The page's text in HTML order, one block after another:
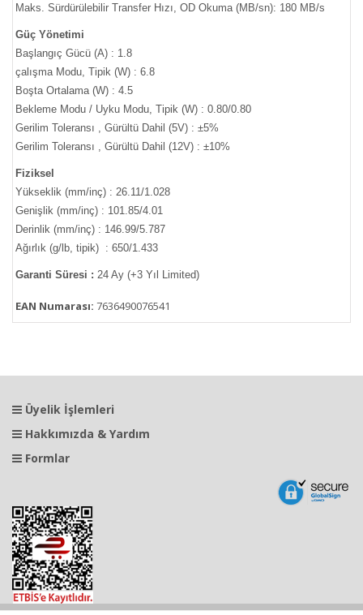
Maks. Sürdürülebilir Transfer Hızı, OD Okuma (MB/sn): 180 MB/s
Güç Yönetimi
Başlangıç Gücü (A) : 1.8
çalışma Modu, Tipik (W) : 6.8
Boşta Ortalama (W) : 4.5
Bekleme Modu / Uyku Modu, Tipik (W) : 0.80/0.80
Gerilim Toleransı , Gürültü Dahil (5V) : ±5%
Gerilim Toleransı , Gürültü Dahil (12V) : ±10%
Fiziksel
Yükseklik (mm/inç) : 26.11/1.028
Genişlik (mm/inç) : 101.85/4.01
Derinlik (mm/inç) : 146.99/5.787
Ağırlık (g/lb, tipik) : 650/1.433
Garanti Süresi : 24 Ay (+3 Yıl Limited)
EAN Numarası: 7636490076541
Üyelik İşlemleri
Hakkımızda & Yardım
Formlar